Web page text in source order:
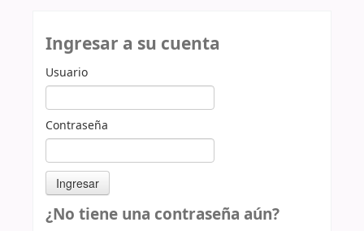
Ingresar a su cuenta
Usuario
Contraseña
¿No tiene una contraseña aún?